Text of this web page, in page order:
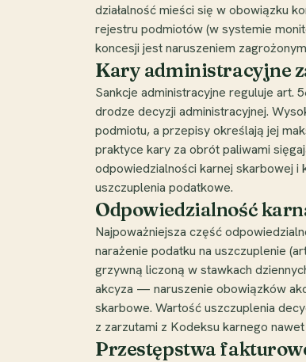
działalność mieści się w obowiązku
rejestru podmiotów (w systemie
koncesji jest naruszeniem
Kary administracyjne
Sankcje administracyjne reguluje art.
drodze decyzji administracyjnej.
podmiotu, a przepisy określają jej
praktyce kary za obrót paliwami
odpowiedzialności karnej skarbowej
uszczuplenia podatkowe.
Odpowiedzialność
Najpoważniejsza część
narażenie podatku na uszczuplenie
grzywną liczoną w stawkach
akcyza — naruszenie obowiązków
skarbowe. Wartość uszczuplenia
z zarzutami z Kodeksu karnego
Przestępstwa